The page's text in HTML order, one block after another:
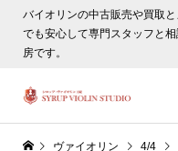
バイオリンの中古販売や買取
でも安心して専門スタッフと
房です。
ヴァイオリン 4/4
ヴァイオリン選びについ